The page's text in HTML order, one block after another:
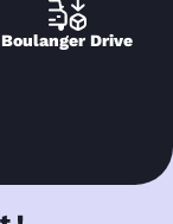
Boulanger Drive